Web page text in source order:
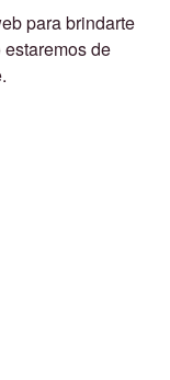
para brindarte
de